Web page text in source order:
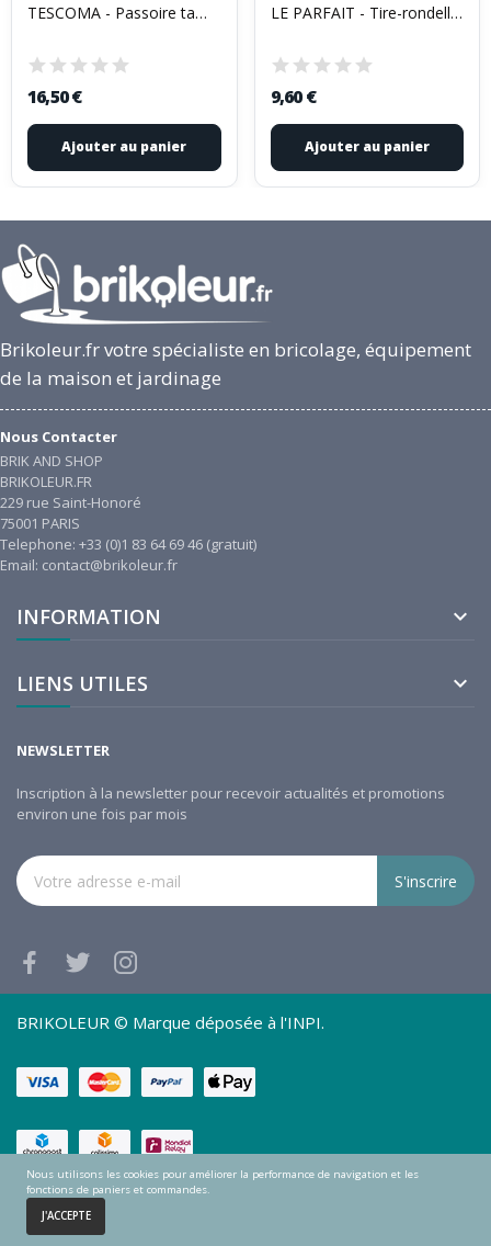
Accueil
TESCOMA - Passoire tamis 20 cm - GrandChef
16,50 €
Ajouter au panier
LE PARFAIT - Tire-rondelles
9,60 €
Ajouter au panier
Brikoleur.fr votre spécialiste en bricolage, équipement
de la maison et jardinage
Nous Contacter
BRIK AND SHOP
BRIKOLEUR.FR
229 rue Saint-Honoré
75001 PARIS
Telephone: +33 (0)1 83 64 69 46 (gratuit)
Email: contact@brikoleur.fr
INFORMATION 
LIENS UTILES 
NEWSLETTER
Inscription à la newsletter pour recevoir actualités et promotions
environ une fois par mois
S'inscrire
BRIKOLEUR © Marque déposée à l'INPI.
Nous utilisons les cookies pour améliorer la performance de navigation et les
fonctions de paniers et commandes.
J'ACCEPTE